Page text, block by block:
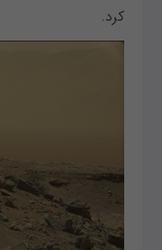
کرد.